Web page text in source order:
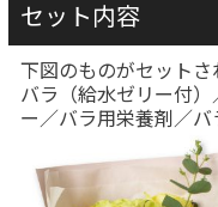
セット内容
下図のものがセットさ
バラ（給水ゼリー付
ー／バラ用栄養剤／